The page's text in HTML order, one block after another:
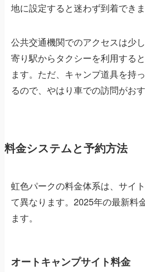
地に設定すると迷わず到着できま
公共交通機関でのアクセスは少
寄り駅からタクシーを利用する
ます。ただ、キャンプ道具を持
るので、やはり車での訪問がおす
料金システムと予約方法
虹色パークの料金体系は、サイ
て異なります。2025年の最新料
ます。
オートキャンプサイト料金